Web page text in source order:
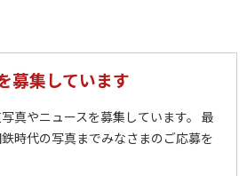
募集しています
真やニュースを募集しています。 最
時代の写真までみなさまのご応募を